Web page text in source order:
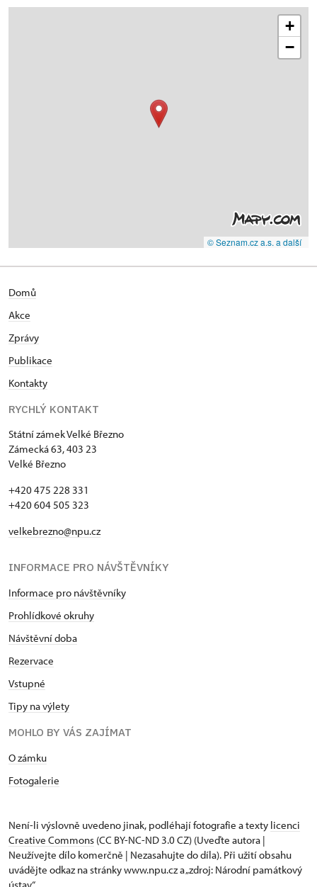
+
−
© Seznam.cz a.s. a další
Domů
Akce
Zprávy
Publikace
Kontakty
RYCHLÝ KONTAKT
Státní zámek Velké Březno
Zámecká 63, 403 23
Velké Březno
+420 475 228 331
+420 604 505 323
velkebrezno@npu.cz
INFORMACE PRO NÁVŠTĚVNÍKY
Informace pro návštěvníky
Prohlídkové okruhy
Návštěvní doba
Rezervace
Vstupné
Tipy na výlety
MOHLO BY VÁS ZAJÍMAT
O zámku
Fotogalerie
Není-li výslovně uvedeno jinak, podléhají fotografie a texty licenci
Creative Commons (CC BY-NC-ND 3.0 CZ) (Uveďte autora |
Neužívejte dílo komerčně | Nezasahujte do díla). Při užití obsahu
uvádějte odkaz na stránky www.npu.cz a „zdroj: Národní památkový